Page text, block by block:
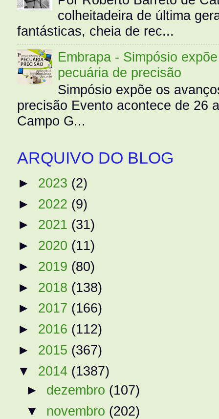
colheitadeira de última
fantásticas, cheia de rec...
Embrapa - Simpósio
pecuária de precisão
Simpósio expõe os
precisão Evento acontece de 26
Campo G...
ARQUIVO DO BLOG
► 2023 (2)
► 2022 (9)
► 2021 (31)
► 2020 (11)
► 2019 (80)
► 2018 (138)
► 2017 (166)
► 2016 (112)
► 2015 (367)
▼ 2014 (1387)
► dezembro (107)
▼ novembro (202)